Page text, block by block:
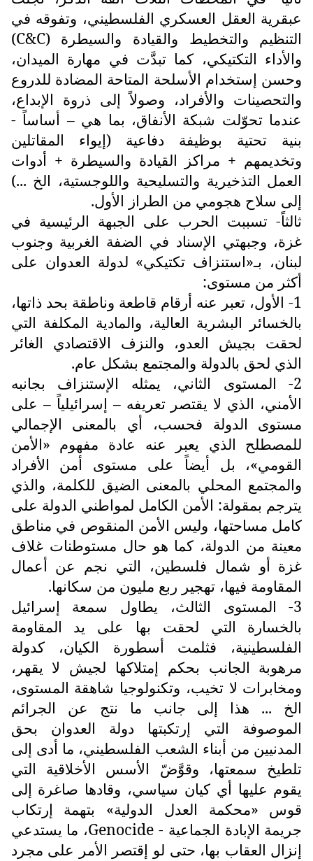
عبقرية العقل العسكري الفلسطيني، وتفوقه في
التنظيم والتخطيط والقيادة والسيطرة (C&C
)
والأداء التكتيكي، كما تبدَّت في مهارة الميدان،
وحسن إستخدام الأسلحة المتاحة المضادة للدروع
والتحصينات والأفراد، وصولاً إلى ذروة الإبداع،
عندما تحوّلت شبكة الأنفاق، بما هي – أساساً -
بنية تحتية بوظيفة دفاعية (إيواء المقاتلين
وتخديمهم + مراكز القيادة والسيطرة + أدوات
العمل التذخيرية والتسليحية واللوجستية، الخ ...)
إلى سلاح هجومي من الطراز الأول.
ثالثاً- تسببت الحرب على الجبهة الرئيسية في
غزة، وجبهتي الإسناد في الضفة الغربية وجنوب
لبنان، بـ«استنزاف تكتيكي» لدولة العدوان على
أكثر من مستوى:
1- الأول، تعبر عنه أرقام قاطعة وناطقة بحد ذاتها،
بالخسائر البشرية العالية، والمادية المكلفة التي
لحقت بجيش العدو، والنزف الاقتصادي الغائر
الذي لحق بالدولة والمجتمع بشكل عام.
2- المستوى الثاني، يمثله الإستنزاف بجانبه
الأمني، الذي لا يقتصر تعريفه – إسرائيلياً – على
مستوى الدولة فحسب، أي بالمعنى الإجمالي
للمصطلح الذي يعبر عنه عادة مفهوم «الأمن
القومي»، بل أيضاً على مستوى أمن الأفراد
والمجتمع المحلي بالمعنى الضيق للكلمة، والذي
يترجم بمقولة: الأمن الكامل لمواطني الدولة على
كامل مساحتها، وليس الأمن المنقوص في مناطق
معينة من الدولة، كما هو حال مستوطنات غلاف
غزة أو شمال فلسطين، التي نجم عن أعمال
المقاومة فيها، تهجير ربع مليون من سكانها.
3- المستوى الثالث، يطاول سمعة إسرائيل
بالخسارة التي لحقت بها على يد المقاومة
الفلسطينية، فثلمت أسطورة الكيان، كدولة
مرهوبة الجانب بحكم إمتلاكها لجيش لا يقهر،
ومخابرات لا تخيب، وتكنولوجيا شاهقة المستوى،
الخ ... هذا إلى جانب ما نتج عن الجرائم
الموصوفة التي إرتكبتها دولة العدوان بحق
المدنيين من أبناء الشعب الفلسطيني، ما أدى إلى
تلطيخ سمعتها، وقوَّضّ الأسس الأخلاقية التي
يقوم عليها أي كيان سياسي، وقادها صاغرة إلى
قوس «محكمة العدل الدولية» بتهمة إرتكاب
جريمة الإبادة الجماعية - Genocide، ما يستدعي
إنزال العقاب بها، حتى لو إقتصر الأمر على مجرد